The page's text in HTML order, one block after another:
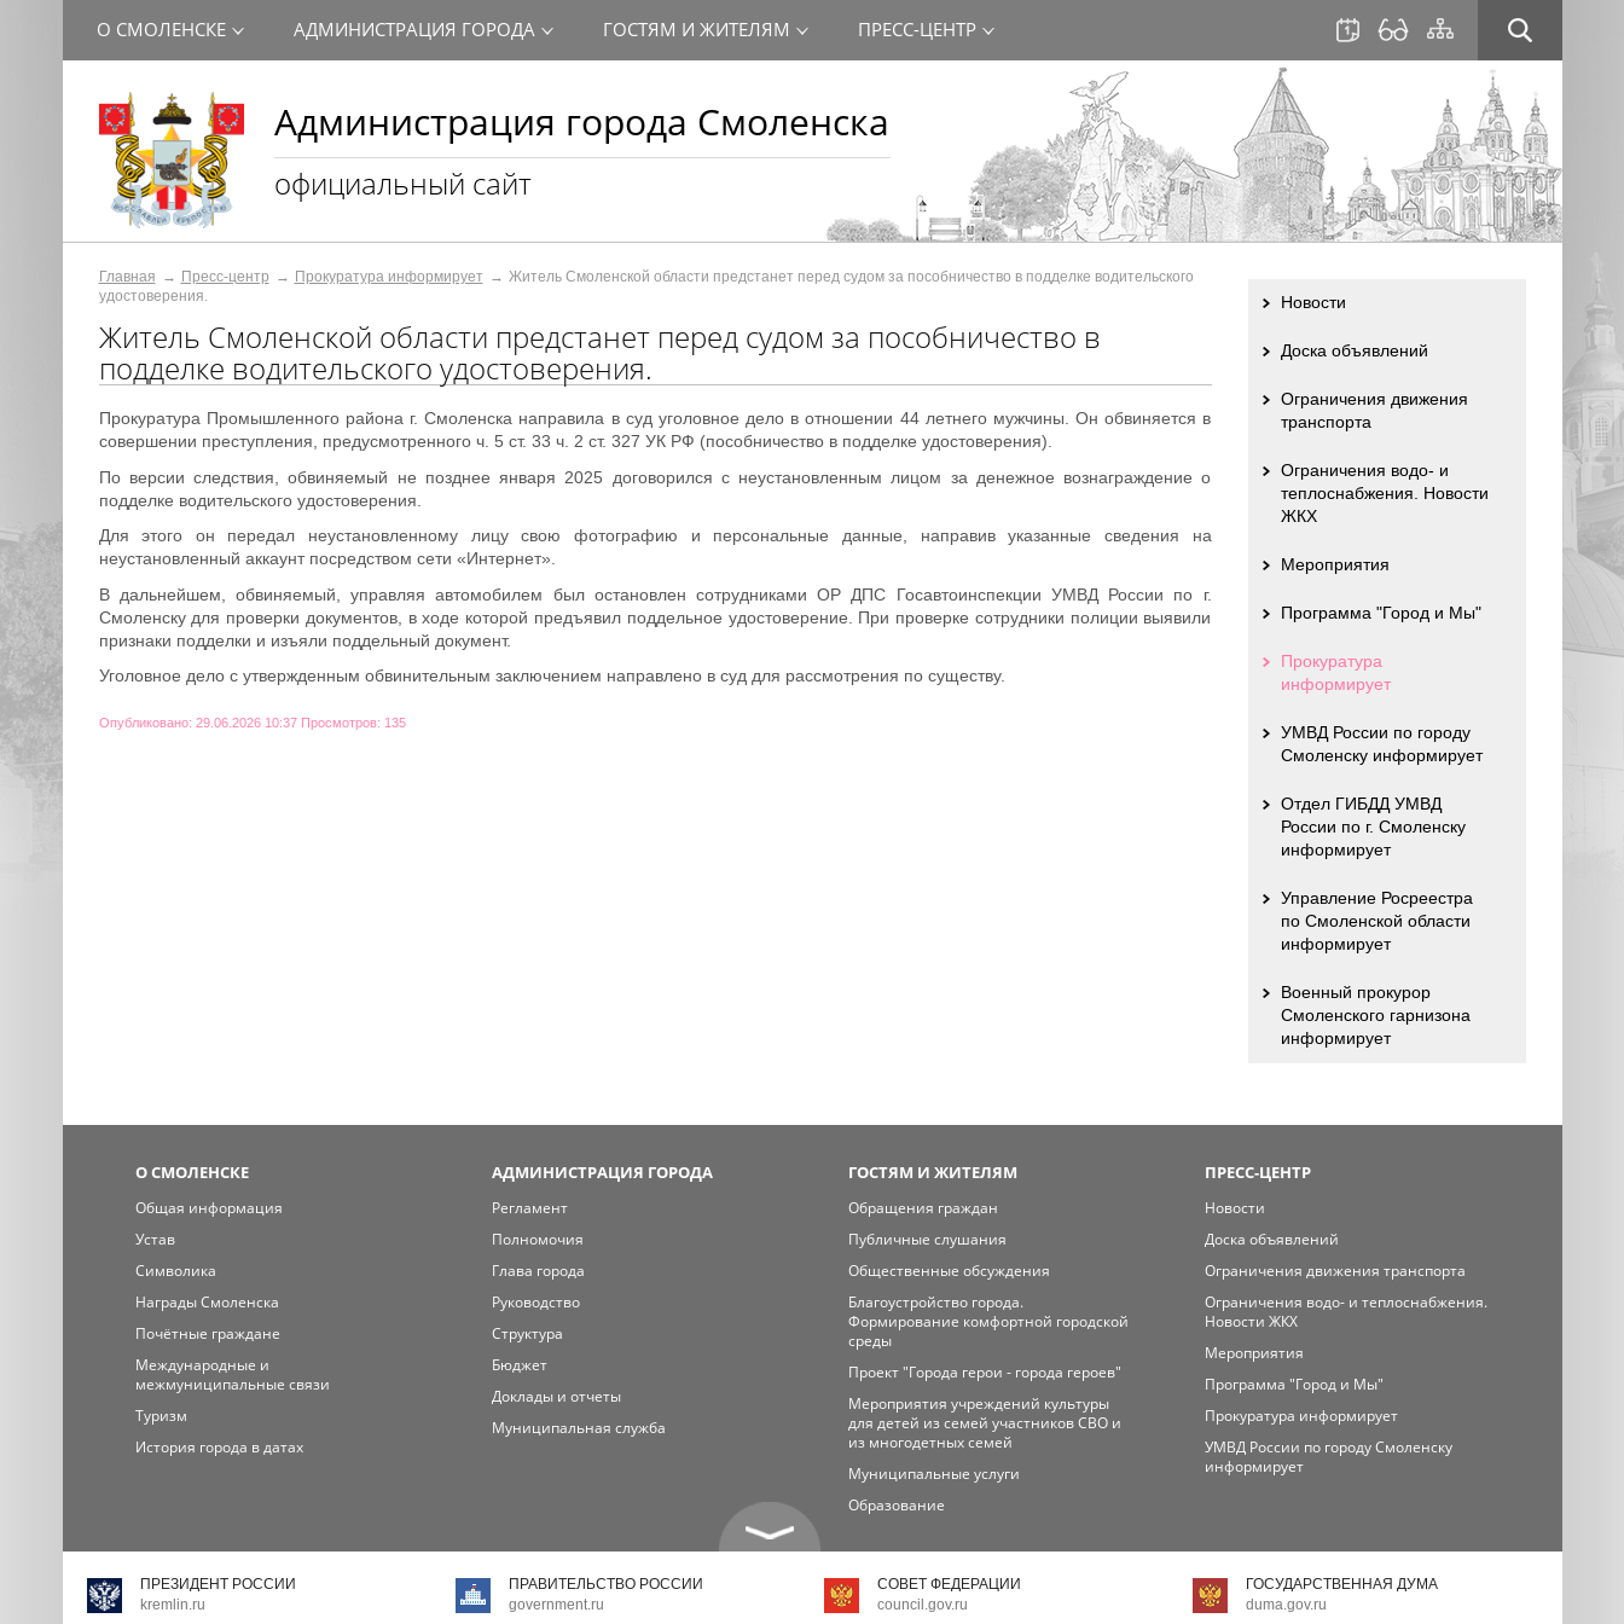
Администрация города Смоленска
официальный сайт
О СМОЛЕНСКЕ АДМИНИСТРАЦИЯ ГОРОДА ГОСТЯМ И ЖИТЕЛЯМ ПРЕСС-ЦЕНТР
Главная Пресс-центр Прокуратура информирует
Житель Смоленской области предстанет перед судом за пособничество в подделке водительского
удостоверения.
Житель Смоленской области предстанет перед судом за пособничество в
подделке водительского удостоверения.
Прокуратура Промышленного района г. Смоленска направила в суд уголовное дело в отношении 44 летнего мужчины. Он обвиняется в
совершении преступления, предусмотренного ч. 5 ст. 33 ч. 2 ст. 327 УК РФ (пособничество в подделке удостоверения).
По версии следствия, обвиняемый не позднее января 2025 договорился с неустановленным лицом за денежное вознаграждение о
подделке водительского удостоверения.
Для этого он передал неустановленному лицу свою фотографию и персональные данные, направив указанные сведения на
неустановленный аккаунт посредством сети «Интернет».
В дальнейшем, обвиняемый, управляя автомобилем был остановлен сотрудниками ОР ДПС Госавтоинспекции УМВД России по г.
Смоленску для проверки документов, в ходе которой предъявил поддельное удостоверение. При проверке сотрудники полиции выявили
признаки подделки и изъяли поддельный документ.
Уголовное дело с утвержденным обвинительным заключением направлено в суд для рассмотрения по существу.
Опубликовано: 29.06.2026 10:37 Просмотров: 135
Новости
Доска объявлений
Ограничения движения
транспорта
Ограничения водо- и
теплоснабжения. Новости
ЖКХ
Мероприятия
Программа "Город и Мы"
Прокуратура
информирует
УМВД России по городу
Смоленску информирует
Отдел ГИБДД УМВД
России по г. Смоленску
информирует
Управление Росреестра
по Смоленской области
информирует
Военный прокурор
Смоленского гарнизона
информирует
О СМОЛЕНСКЕ
Общая информация
Устав
Символика
Награды Смоленска
Почётные граждане
Международные и
межмуниципальные связи
Туризм
История города в датах
АДМИНИСТРАЦИЯ ГОРОДА
Регламент
Полномочия
Глава города
Руководство
Структура
Бюджет
Доклады и отчеты
Муниципальная служба
ГОСТЯМ И ЖИТЕЛЯМ
Обращения граждан
Публичные слушания
Общественные обсуждения
Благоустройство города.
Формирование комфортной городской
среды
Проект "Города герои - города героев"
Мероприятия учреждений культуры
для детей из семей участников СВО и
из многодетных семей
Муниципальные услуги
Образование
ПРЕСС-ЦЕНТР
Новости
Доска объявлений
Ограничения движения транспорта
Ограничения водо- и теплоснабжения.
Новости ЖКХ
Мероприятия
Программа "Город и Мы"
Прокуратура информирует
УМВД России по городу Смоленску
информирует
ПРЕЗИДЕНТ РОССИИ
kremlin.ru
ПРАВИТЕЛЬСТВО РОССИИ
government.ru
СОВЕТ ФЕДЕРАЦИИ
council.gov.ru
ГОСУДАРСТВЕННАЯ ДУМА
duma.gov.ru